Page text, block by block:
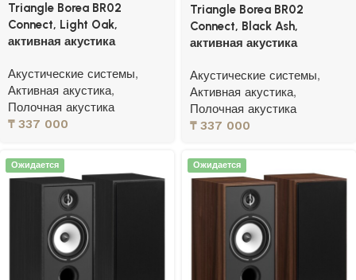
Triangle Borea BR02
Connect, Light Oak,
активная акустика
Акустические системы,
Активная акустика,
Полочная акустика
₸337 000
Triangle Borea BR02
Connect, Black Ash,
активная акустика
Акустические системы,
Активная акустика,
Полочная акустика
₸337 000
Ожидается Ожидается